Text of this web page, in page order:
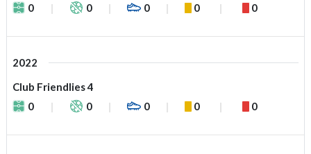
0
0 0 0 0
2022
Club Friendlies 4
0
0 0 0 0